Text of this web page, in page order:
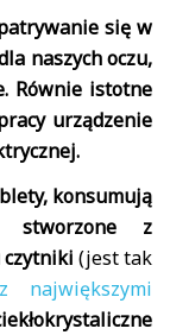
się w
naszych oczu,
Równie istotne
urządzenie
konsumują
stworzone z
(jest tak
największymi